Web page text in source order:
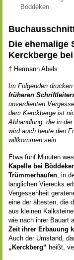
Böddeken
Die ehemalige
Kerckberge
† Hermann Abels
Im Folgenden
früheren
unverdienten
dem Kerckberge ist
Abhandlung, die in der
wird auch heute den
willkommen sein.
Etwa fünf Minuten
Kapelle bei
Trümmerhaufen, in
länglichen Vierecks
Vergessenheit
eine der ältesten, die
aus kleinen
wie nach ihrer Bauart
Zeit ihrer Erbauung
Auch der Umstand,
„Kerckberg“ heißt,